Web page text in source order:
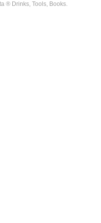
® Drinks, Tools, Books.